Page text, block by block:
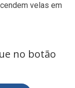
velas em
no botão